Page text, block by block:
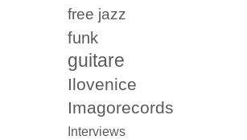
free jazz
funk
guitare
Ilovenice
Imagorecords
Interviews